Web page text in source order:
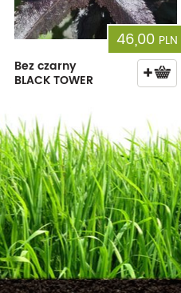
46,00 PLN
Bez czarny
BLACK TOWER